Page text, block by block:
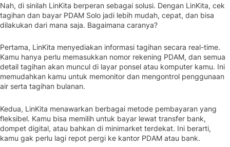
Nah, di sinilah LinKita berperan sebagai solusi. Dengan LinKita, cek
tagihan dan bayar PDAM Solo jadi lebih mudah, cepat, dan bisa
dilakukan dari mana saja. Bagaimana caranya?
Pertama, LinKita menyediakan informasi tagihan secara real-time.
Kamu hanya perlu memasukkan nomor rekening PDAM, dan semua
detail tagihan akan muncul di layar ponsel atau komputer kamu. Ini
memudahkan kamu untuk memonitor dan mengontrol penggunaan
air serta tagihan bulanan.
Kedua, LinKita menawarkan berbagai metode pembayaran yang
fleksibel. Kamu bisa memilih untuk bayar lewat transfer bank,
dompet digital, atau bahkan di minimarket terdekat. Ini berarti,
kamu gak perlu lagi repot pergi ke kantor PDAM atau bank.